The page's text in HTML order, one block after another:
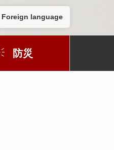
Foreign language
防災